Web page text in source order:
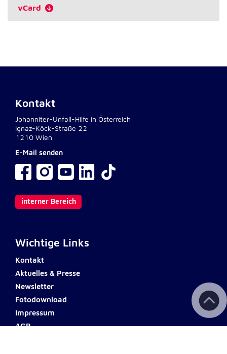
vCard
Kontakt
Johanniter-Unfall-Hilfe in Österreich
Ignaz-Köck-Straße 22
1210 Wien
E-Mail senden
interner Bereich
Wichtige Links
Kontakt
Aktuelles & Presse
Newsletter
Fotodownload
Impressum
AGB